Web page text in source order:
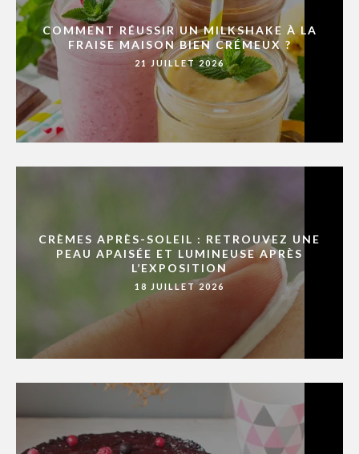
COMMENT RÉUSSIR UN MILKSHAKE À LA
FRAISE MAISON BIEN CRÉMEUX ?
21 JUILLET 2026
CRÈMES APRÈS-SOLEIL : RETROUVEZ UNE
PEAU APAISÉE ET LUMINEUSE APRÈS
L’EXPOSITION
18 JUILLET 2026